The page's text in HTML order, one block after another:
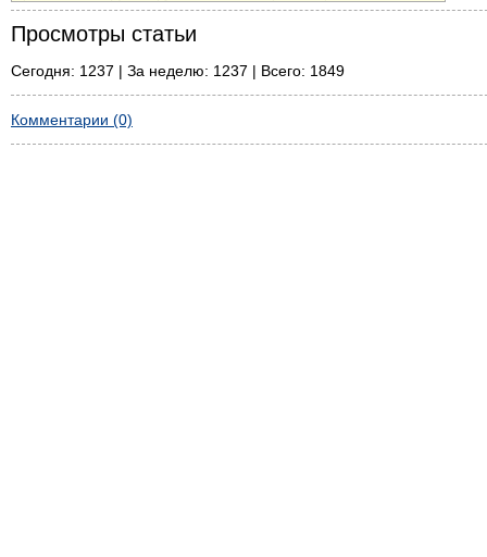
Просмотры статьи
Сегодня: 1237 | За неделю: 1237 | Всего: 1849
Комментарии (0)